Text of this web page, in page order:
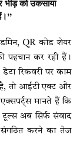
भीड़ को उकसाया
QR कोड शेयर
पहचान कर रही हैं।
रिकवरी पर काम
है, तो आईटी एक्ट और
मानते हैं कि
अब सिर्फ संवाद
संगठित करने का तेज